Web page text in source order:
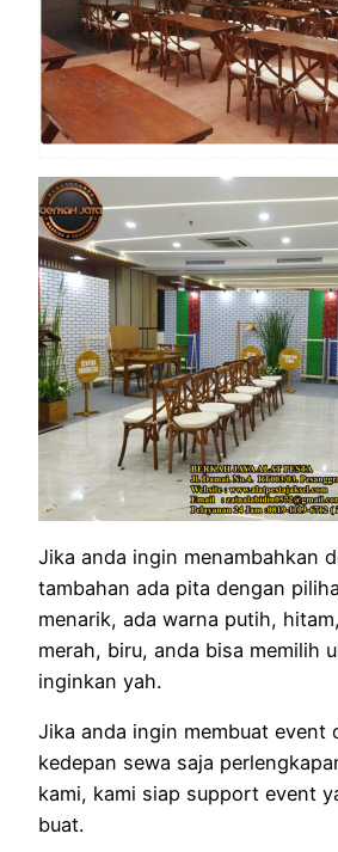
Jika anda ingin menambahkan
tambahan ada pita dengan
menarik, ada warna putih,
merah, biru, anda bisa memilih
inginkan yah.
Jika anda ingin membuat event
kedepan sewa saja
kami, kami siap support event
buat.